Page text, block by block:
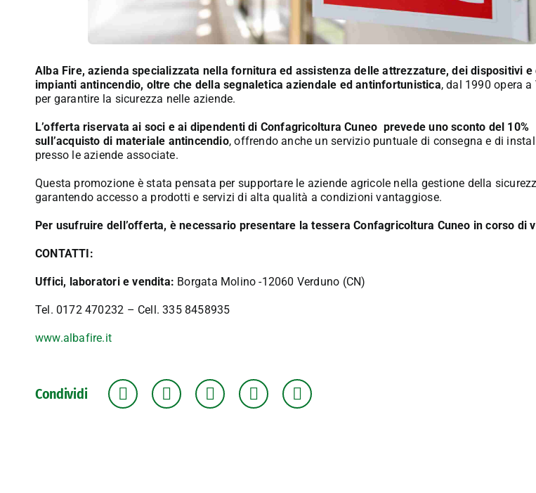
Alba Fire, azienda specializzata nella fornitura ed assistenza delle attrezzature, dei dispositivi e
impianti antincendio, oltre che della segnaletica aziendale ed antinfortunistica, dal 1990 opera a
per garantire la sicurezza nelle aziende.
L’offerta riservata ai soci e ai dipendenti di Confagricoltura Cuneo prevede uno sconto del 10%
sull’acquisto di materiale antincendio, offrendo anche un servizio puntuale di consegna e di
presso le aziende associate.
Questa promozione è stata pensata per supportare le aziende agricole nella gestione della
garantendo accesso a prodotti e servizi di alta qualità a condizioni vantaggiose.
Per usufruire dell’offerta, è necessario presentare la tessera Confagricoltura Cuneo in corso di
CONTATTI:
Uffici, laboratori e vendita: Borgata Molino -12060 Verduno (CN)
Tel. 0172 470232 – Cell. 335 8458935
www.albafire.it
Condividi